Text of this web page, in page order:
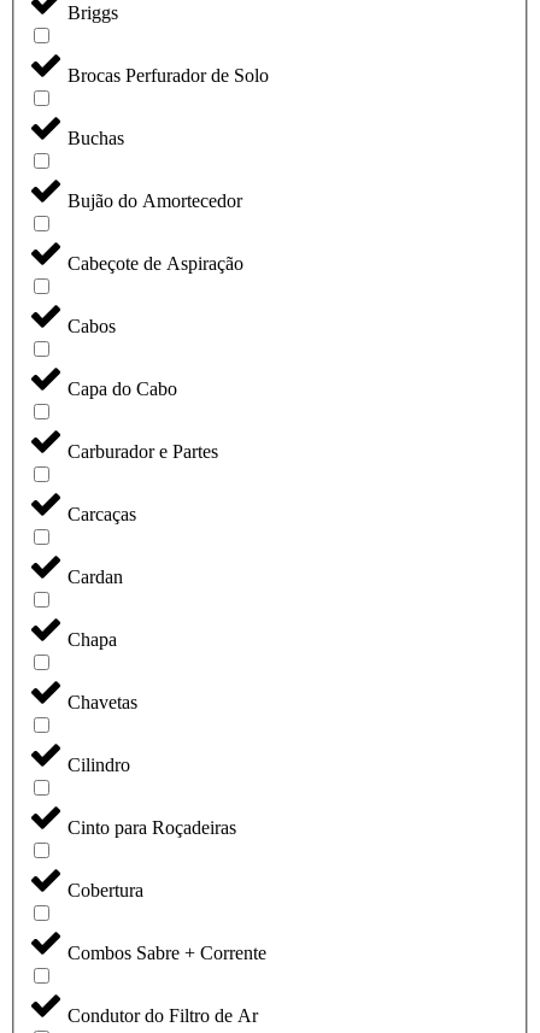
Briggs
Brocas Perfurador de Solo
Buchas
Bujão do Amortecedor
Cabeçote de Aspiração
Cabos
Capa do Cabo
Carburador e Partes
Carcaças
Cardan
Chapa
Chavetas
Cilindro
Cinto para Roçadeiras
Cobertura
Combos Sabre + Corrente
Condutor do Filtro de Ar